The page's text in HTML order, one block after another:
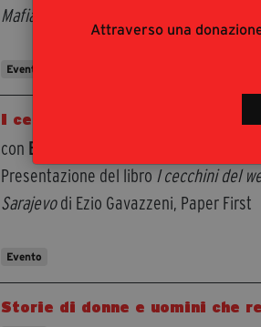
Attraverso una
Mafia a Milano
Evento
I cecchini del weekend
con Ezio Gavazzeni
Presentazione del libro I cecchini del
Sarajevodi Ezio Gavazzeni, Paper First
Evento
Storie di donne e uomini che